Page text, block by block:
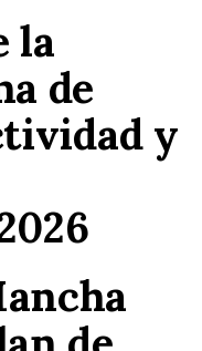
la
de
y